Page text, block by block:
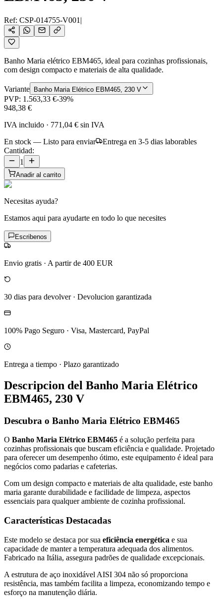
Ref: CSP-014755-V001 |
Banho Maria elétrico EBM465, ideal para cozinhas profissionais,
com design compacto e materiais de alta qualidade.
Variante Banho Maria Elétrico EBM465, 230 V
PVP: 1.563,33 €-39%
948,38 €
IVA incluido · 771,04 € sin IVA
En stock — Listo para enviar
Entrega en 3-5 dias laborables
Cantidad:
1
Anadir al carrito
Necesitas ayuda?
Estamos aqui para ayudarte en todo lo que necesites
Escribenos
Envio gratis · A partir de 400 EUR
30 dias para devolver· Devolucion garantizada
100% Pago Seguro · Visa, Mastercard, PayPal
Entrega a tiempo · Plazo garantizado
Descripcion del Banho Maria Elétrico
EBM465, 230 V
Descubra o Banho Maria Elétrico EBM465
O Banho Maria Elétrico EBM465 é a solução perfeita para
cozinhas profissionais que buscam eficiência e qualidade. Projetado
para oferecer um desempenho ótimo, este equipamento é ideal para
negócios como padarias e cafeterias.
Com um design compacto e materiais de alta qualidade, este banho
maria garante durabilidade e facilidade de limpeza, aspectos
essenciais para qualquer ambiente de cozinha profissional.
Características Destacadas
Este modelo se destaca por sua eficiência energética e sua
capacidade de manter a temperatura adequada dos alimentos.
Fabricado na Itália, assegura padrões de qualidade excepcionais.
A estrutura de aço inoxidável AISI 304 não só proporciona
resistência, mas também facilita a limpeza, economizando tempo e
esforço na manutenção diária.